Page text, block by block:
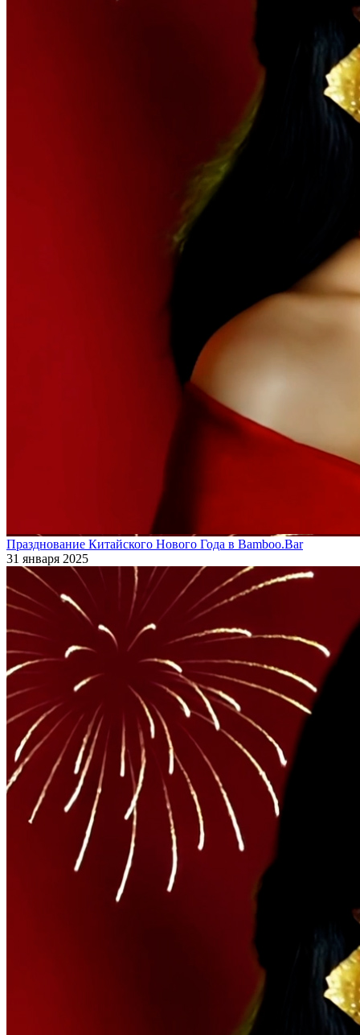
Празднование Китайского Нового Года в Bamboo.Bar
31 января 2025